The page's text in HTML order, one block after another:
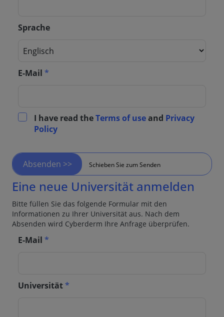
Sprache
E-Mail *
I have read theTerms of useand Privacy
Policy
Absenden >> Schieben Sie zum Senden
Eine neue Universität anmelden
Bitte füllen Sie das folgende Formular mit den
Informationen zu Ihrer Universität aus. Nach dem
Absenden wird Cyberderm Ihre Anfrage überprüfen.
E-Mail *
Universität*